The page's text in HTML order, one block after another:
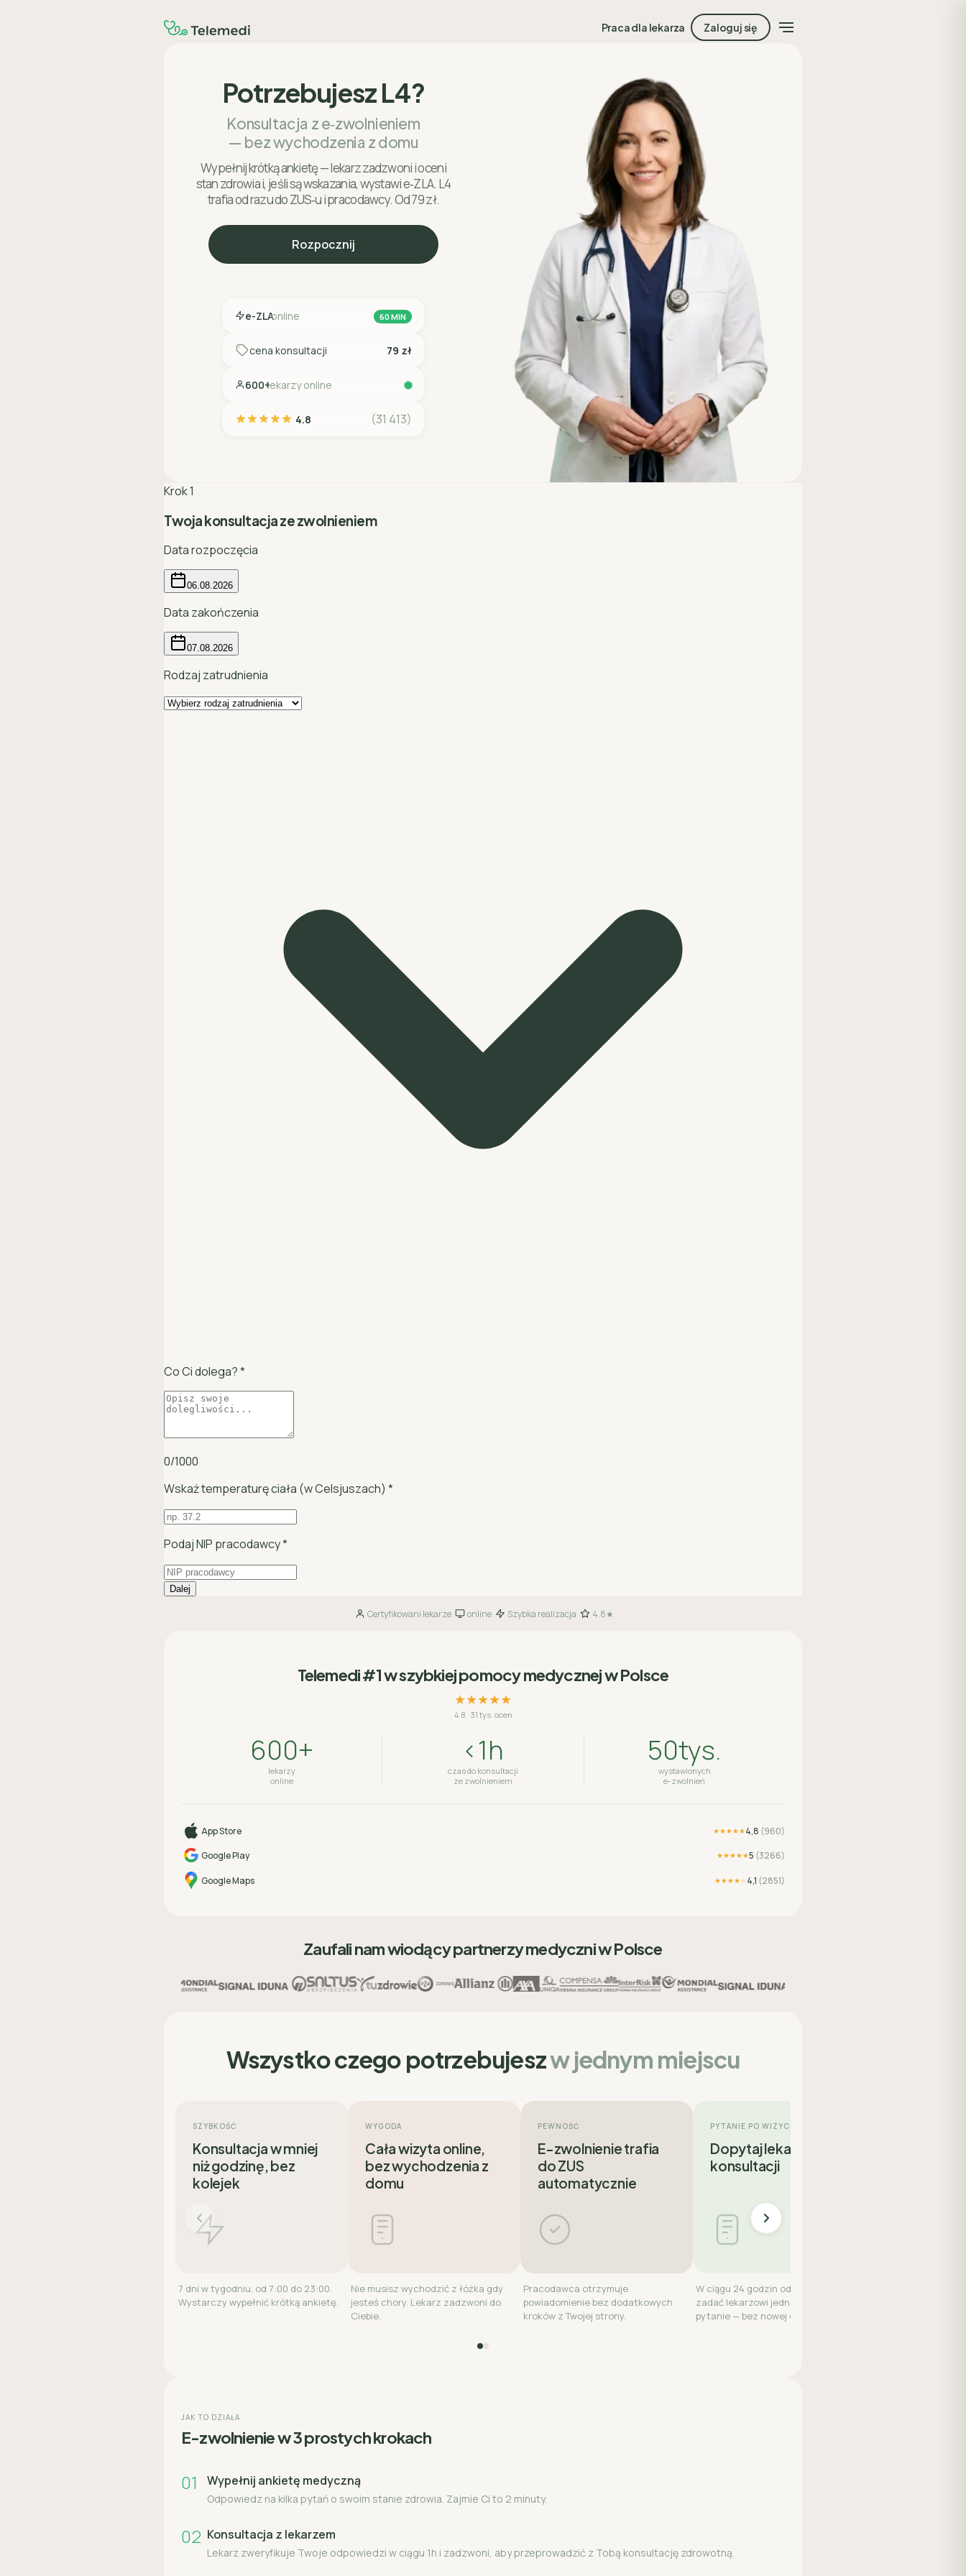
Praca dla lekarza Zaloguj się
Potrzebujesz L4?
Konsultacja z e‑zwolnieniem
— bez wychodzenia z domu
Wypełnij krótką ankietę — lekarz zadzwoni i oceni
stan zdrowia i, jeśli są wskazania, wystawi e‑ZLA. L4
trafia od razu do ZUS‑u i pracodawcy. Od 79 zł.
Rozpocznij
e-ZLAonline 60 MIN
cena konsultacji 79 zł
600+lekarzy online
4.8 (31 413)
Certyfikowani lekarze· online· Szybka realizacja 4.8★
Telemedi #1 w szybkiej pomocy medycznej w Polsce
★★★★★
4.8 · 31 tys. ocen
600+
lekarzy
online
<1h
czas do konsultacji
ze zwolnieniem
50tys.
wystawionych
e-zwolnień
App Store ★★★★★4,8 (960)
Google Play
★★★★★5 (3266)
Google Maps ★★★★★4,1 (2851)
Zaufali nam wiodący partnerzy medyczni w Polsce
Wszystko czego potrzebujeszw jednym miejscu
SZYBKOŚĆ
Konsultacja w mniej
niż godzinę, bez
kolejek
7 dni w tygodniu, od 7:00 do 23:00.
Wystarczy wypełnić krótką ankietę.
WYGODA
Cała wizyta online,
bez wychodzenia z
domu
Nie musisz wychodzić z łóżka gdy
jesteś chory. Lekarz zadzwoni do
Ciebie.
PEWNOŚĆ
E-zwolnienie trafia
do ZUS
automatycznie
Pracodawca otrzymuje
powiadomienie bez dodatkowych
kroków z Twojej strony.
PYTANIE PO WIZYCIE
Dopytaj lekarza po
konsultacji
W ciągu 24 godzin od wizyty możesz
zadać lekarzowi jedno dodatkowe
pytanie — bez nowej opłaty.
JAK TO DZIAŁA
E-zwolnienie w 3 prostych krokach
01 Wypełnij ankietę medyczną
Odpowiedz na kilka pytań o swoim stanie zdrowia. Zajmie Ci to 2 minuty.
02 Konsultacja z lekarzem
Lekarz zweryfikuje Twoje odpowiedzi w ciągu 1h i zadzwoni, aby przeprowadzić z Tobą konsultację zdrowotną.